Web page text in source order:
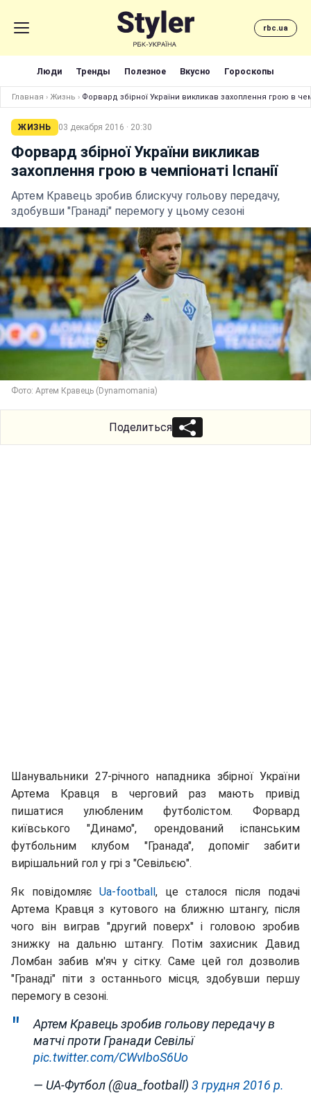
rbc.ua
Люди Тренды Полезное Вкусно Гороскопы
Главная › Жизнь › Форвард збірної України викликав захоплення грою в
ЖИЗНЬ 03 декабря 2016 · 20:30
Форвард збірної України викликав
захоплення грою в чемпіонаті Іспанії
Артем Кравець зробив блискучу гольову передачу,
здобувши "Гранаді" перемогу у цьому сезоні
Фото: Артем Кравець (Dynamomania)
Поделиться
Шанувальники 27-річного нападника збірної України
Артема Кравця в черговий раз мають привід
пишатися улюбленим футболістом. Форвард
київського "Динамо", орендований іспанським
футбольним клубом "Гранада", допоміг забити
вирішальний гол у грі з "Севільєю".
Як повідомляє Ua-football, це сталося після подачі
Артема Кравця з кутового на ближню штангу, після
чого він виграв "другий поверх" і головою зробив
знижку на дальню штангу. Потім захисник Давид
Ломбан забив м'яч у сітку. Саме цей гол дозволив
"Гранаді" піти з останнього місця, здобувши першу
перемогу в сезоні.
Артем Кравець зробив гольову передачу в
матчі проти Гранади Севільї
pic.twitter.com/CWvIboS6Uo
— UA-Футбол (@ua_football) 3 грудня 2016 р.